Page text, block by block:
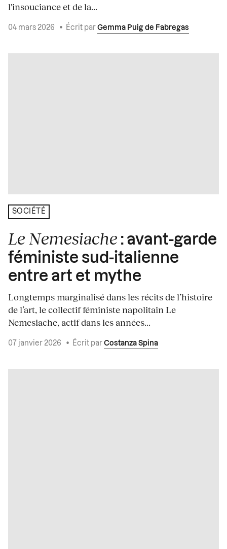
l'insouciance et de la...
04 mars 2026 • Écrit par Gemma Puig de Fabregas
SOCIÉTÉ
Le Nemesiache : avant-garde
féministe sud-italienne
entre art et mythe
Longtemps marginalisé dans les récits de l’histoire
de l’art, le collectif féministe napolitain Le
Nemesiache, actif dans les années...
07 janvier 2026 • Écrit par Costanza Spina